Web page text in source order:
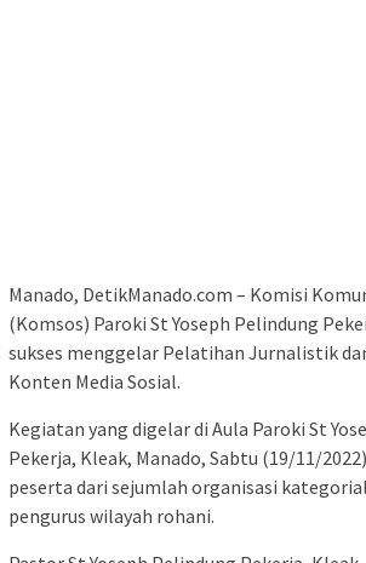
Manado, DetikManado.com – Komisi
(Komsos) Paroki St Yoseph Pelindung
sukses menggelar Pelatihan Jurnalistik
Konten Media Sosial.
Kegiatan yang digelar di Aula Paroki St
Pekerja, Kleak, Manado, Sabtu (19/11/
peserta dari sejumlah organisasi
pengurus wilayah rohani.